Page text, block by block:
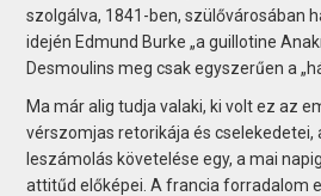
szolgálva, 1841-ben, szülővárosában
idején Edmund Burke „a guillotine
Desmoulins meg csak egyszerűen a
Ma már alig tudja valaki, ki volt ez az
vérszomjas retorikája és cselekedetei,
leszámolás követelése egy, a mai
attitűd előképei. A francia forradalom